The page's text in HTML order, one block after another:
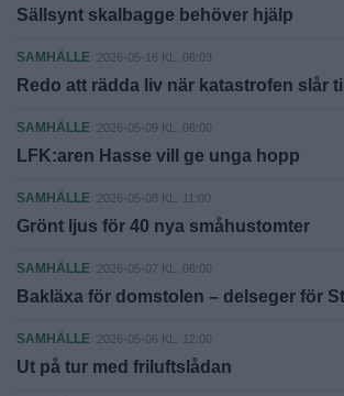
Sällsynt skalbagge behöver hjälp
SAMHÄLLE 2026-05-16 KL. 06:03
Redo att rädda liv när katastrofen slår till
SAMHÄLLE 2026-05-09 KL. 06:00
LFK:aren Hasse vill ge unga hopp
SAMHÄLLE 2026-05-08 KL. 11:00
Grönt ljus för 40 nya småhustomter
SAMHÄLLE 2026-05-07 KL. 06:00
Bakläxa för domstolen – delseger för
SAMHÄLLE 2026-05-06 KL. 12:00
Ut på tur med friluftslådan